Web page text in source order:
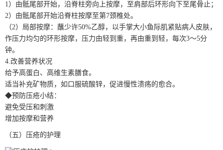
1）由骶尾部开始，沿脊柱旁向上按摩，至肩部后环形向下至尾骨止；
2）由骶尾部开始沿脊柱按摩至第7颈椎处。
（2）局部按摩：蘸少许50%乙醇，以手掌大小鱼际肌紧贴病人皮肤，
作压力均匀的环形按摩，压力由轻到重，再由重到轻，每次3～5分
钟。
4.改善营养状况
给予高蛋白、高维生素膳食。
适当补充矿物质，如口服硫酸锌，促进慢性溃疡的愈合。
◆预防压疮小结：
避免受压和刺激
增加按摩和营养
（五）压疮的护理